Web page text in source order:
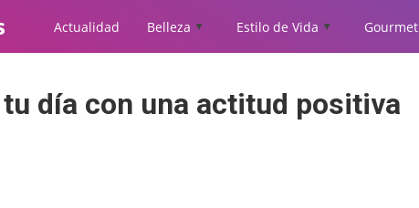
Actualidad Belleza ▲ Estilo de Vida ▲ Gourmet
día con una actitud positiva